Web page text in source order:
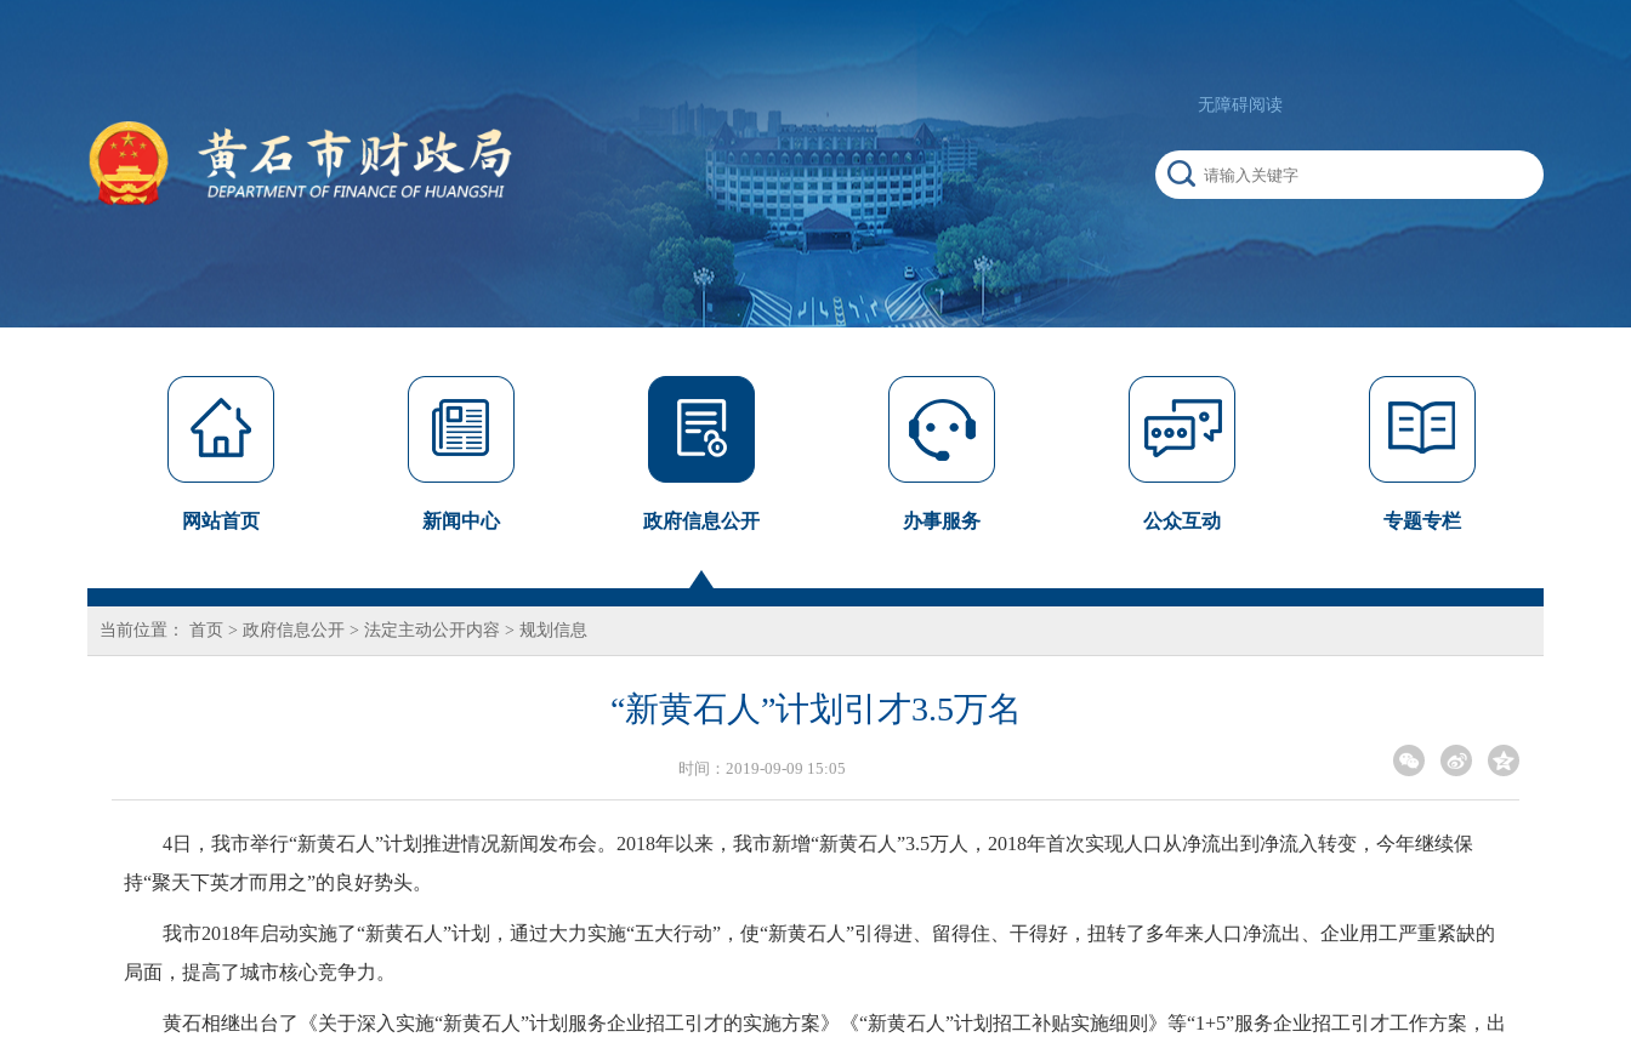
无障碍阅读
网站首页 新闻中心 政府信息公开 办事服务 公众互动 专题专栏
当前位置： 首页 > 政府信息公开 > 法定主动公开内容 > 规划信息
“新黄石人”计划引才3.5万名
时间：2019-09-09 15:05
4日，我市举行“新黄石人”计划推进情况新闻发布会。2018年以来，我市新增“新黄石人”3.5万人，2018年首次实现人口从净流出到净流入转变，今年继续保
持“聚天下英才而用之”的良好势头。
我市2018年启动实施了“新黄石人”计划，通过大力实施“五大行动”，使“新黄石人”引得进、留得住、干得好，扭转了多年来人口净流出、企业用工严重紧缺的
局面，提高了城市核心竞争力。
黄石相继出台了《关于深入实施“新黄石人”计划服务企业招工引才的实施方案》《“新黄石人”计划招工补贴实施细则》等“1+5”服务企业招工引才工作方案，出